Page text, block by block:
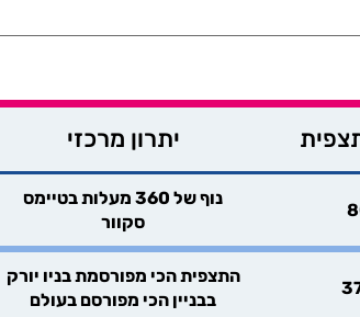
בתצפית. ניתן להגיע לתצפית
יתרון מרכזי
נוף של 360 מעלות בטיימס
סקוור
התצפית הכי מפורסמת בניו יורק
בבניין הכי מפורסם בעולם